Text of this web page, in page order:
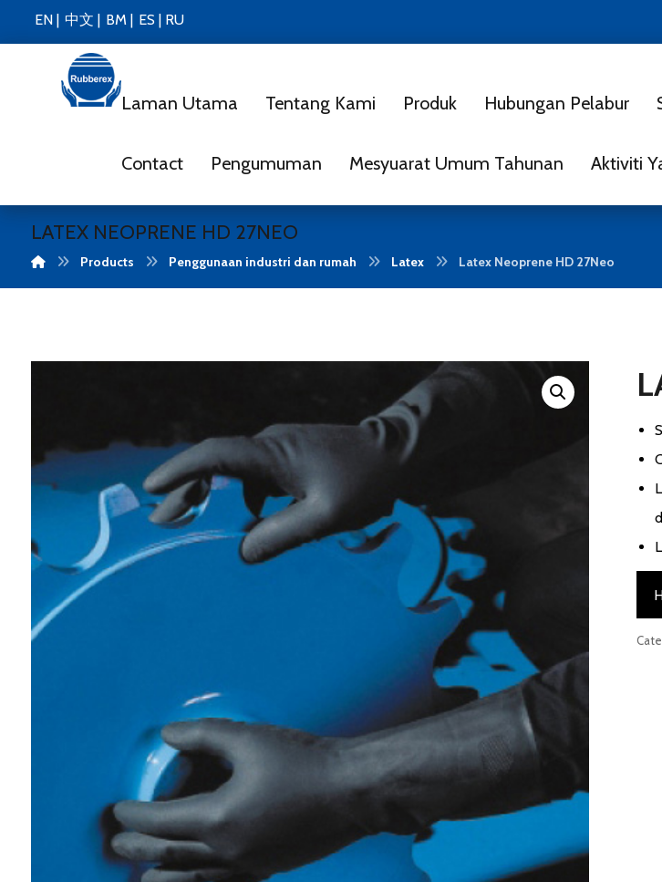
EN | 中文 | BM | ES | RU
Laman Utama Tentang Kami Produk Hubungan Pelabur
Contact Pengumuman Mesyuarat Umum Tahunan Aktiviti
LATEX NEOPRENE HD 27NEO
Products Penggunaan industri dan rumah Latex Latex Neoprene HD 27Neo